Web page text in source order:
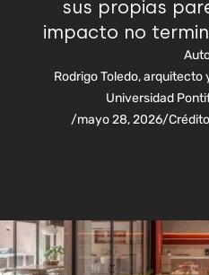
sus propias
impacto no
Rodrigo Toledo,
Universidad
/mayo 28, 2026/